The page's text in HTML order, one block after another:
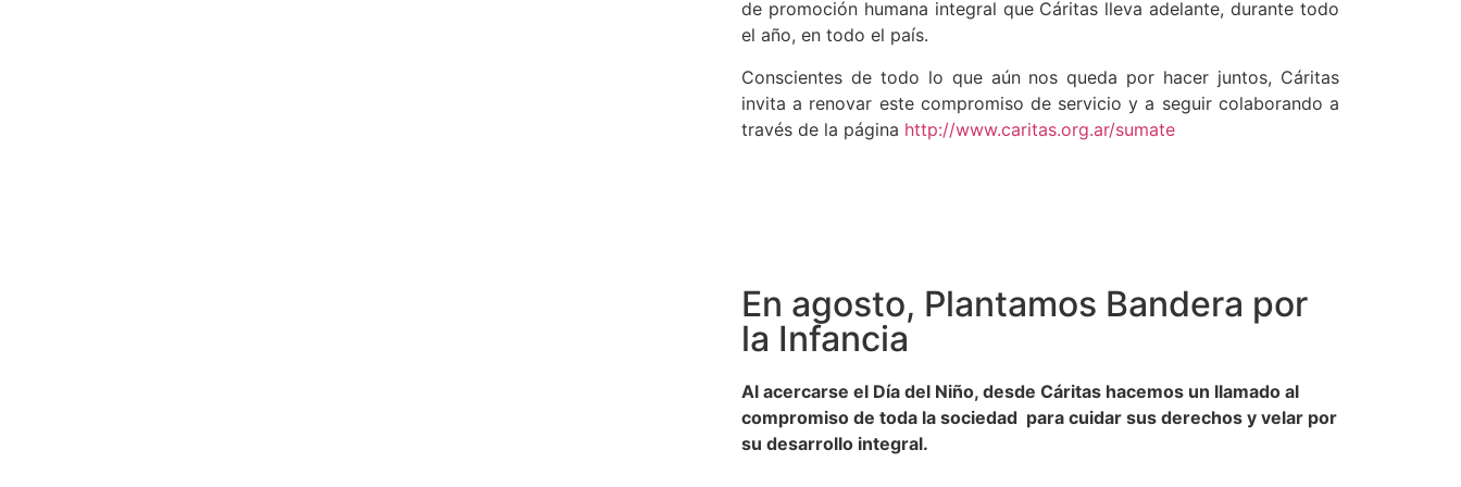
de promoción humana integral que Cáritas lleva adelante, durante todo
el año, en todo el país.
Conscientes de todo lo que aún nos queda por hacer juntos, Cáritas
invita a renovar este compromiso de servicio y a seguir colaborando a
través de la página http://www.caritas.org.ar/sumate
En agosto, Plantamos Bandera por
la Infancia
Al acercarse el Día del Niño, desde Cáritas hacemos un llamado al
compromiso de toda la sociedad para cuidar sus derechos y velar por
su desarrollo integral.